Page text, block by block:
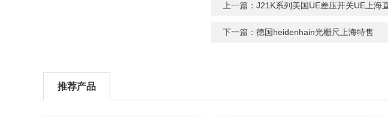
上一篇： J21K系列美国UE差压开关UE上海
下一篇： 德国heidenhain光栅尺上海特售
推荐产品